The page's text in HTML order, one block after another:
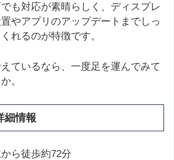
も対応が素晴らしく、ディスプレ
やアプリのアップデートまでしっ
れるのが特徴です。
ているなら、一度足を運んでみて
。
細情報
ら徒歩約72分